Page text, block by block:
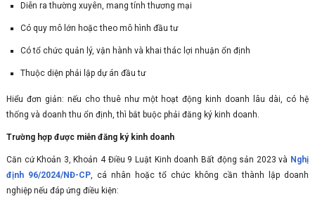
Diễn ra thường xuyên, mang tính thương mại
Có quy mô lớn hoặc theo mô hình đầu tư
Có tổ chức quản lý, vận hành và khai thác lợi nhuận ổn định
Thuộc diện phải lập dự án đầu tư
Hiểu đơn giản: nếu cho thuê như một hoạt động kinh doanh lâu dài, có hệ
thống và doanh thu ổn định, thì bắt buộc phải đăng ký kinh doanh.
Trường hợp được miễn đăng ký kinh doanh
Căn cứ Khoản 3, Khoản 4 Điều 9 Luật Kinh doanh Bất động sản 2023 và Nghị
định 96/2024/NĐ-CP, cá nhân hoặc tổ chức không cần thành lập doanh
nghiệp nếu đáp ứng điều kiện: